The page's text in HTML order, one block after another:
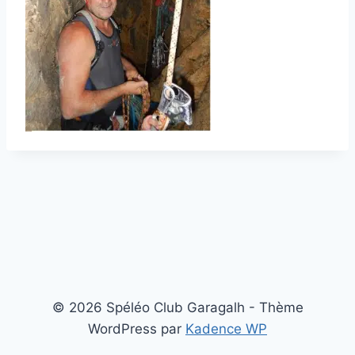
© 2026 Spéléo Club Garagalh - Thème
WordPress par Kadence WP